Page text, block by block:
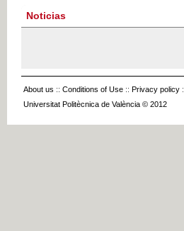
Noticias
About us :: Conditions of Use :: Privacy policy
Universitat Politècnica de València © 2012